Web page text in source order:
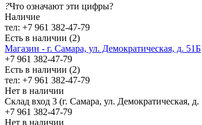
?Что означают эти цифры?
Наличие
тел: +7 961 382-47-79
Есть в наличии (2)
Магазин - г. Самара, ул. Демократическая, д. 51Б
+7 961 382-47-79
Есть в наличии (2)
тел: +7 961 382-47-79
Нет в наличии
Склад вход 3 (г. Самара, ул. Демократическая, д.
+7 961 382-47-79
Нет в наличии